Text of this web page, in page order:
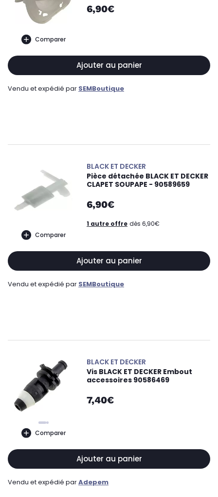
Comparer
6,90€
Ajouter au panier
Vendu et expédié par SEMBoutique
Comparer
BLACK ET DECKER
Pièce détachée BLACK ET DECKER
CLAPET SOUPAPE - 90589659
6,90€
1 autre offre dès 6,90€
Ajouter au panier
Vendu et expédié par SEMBoutique
Comparer
BLACK ET DECKER
Vis BLACK ET DECKER Embout
accessoires 90586469
7,40€
Ajouter au panier
Vendu et expédié parAdepem